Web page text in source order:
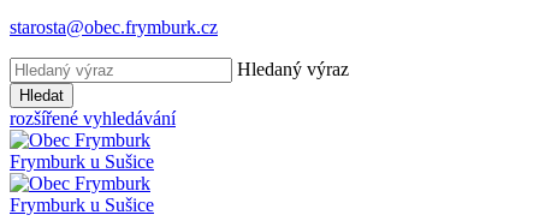
starosta@obec.frymburk.cz
Hledaný výraz
Hledat
rozšířené vyhledávání
Frymburk u Sušice
Frymburk u Sušice